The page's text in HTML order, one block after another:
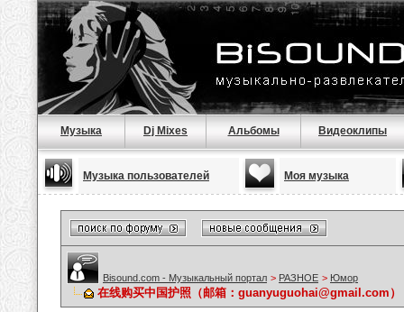
Музыка Dj Mixes Альбомы Видеоклипы
Музыка пользователей Моя музыка
Bisound.com - Музыкальный портал > РАЗНОЕ > Юмор
在线购买中国护照（邮箱：guanyuguohai@gmail.com）